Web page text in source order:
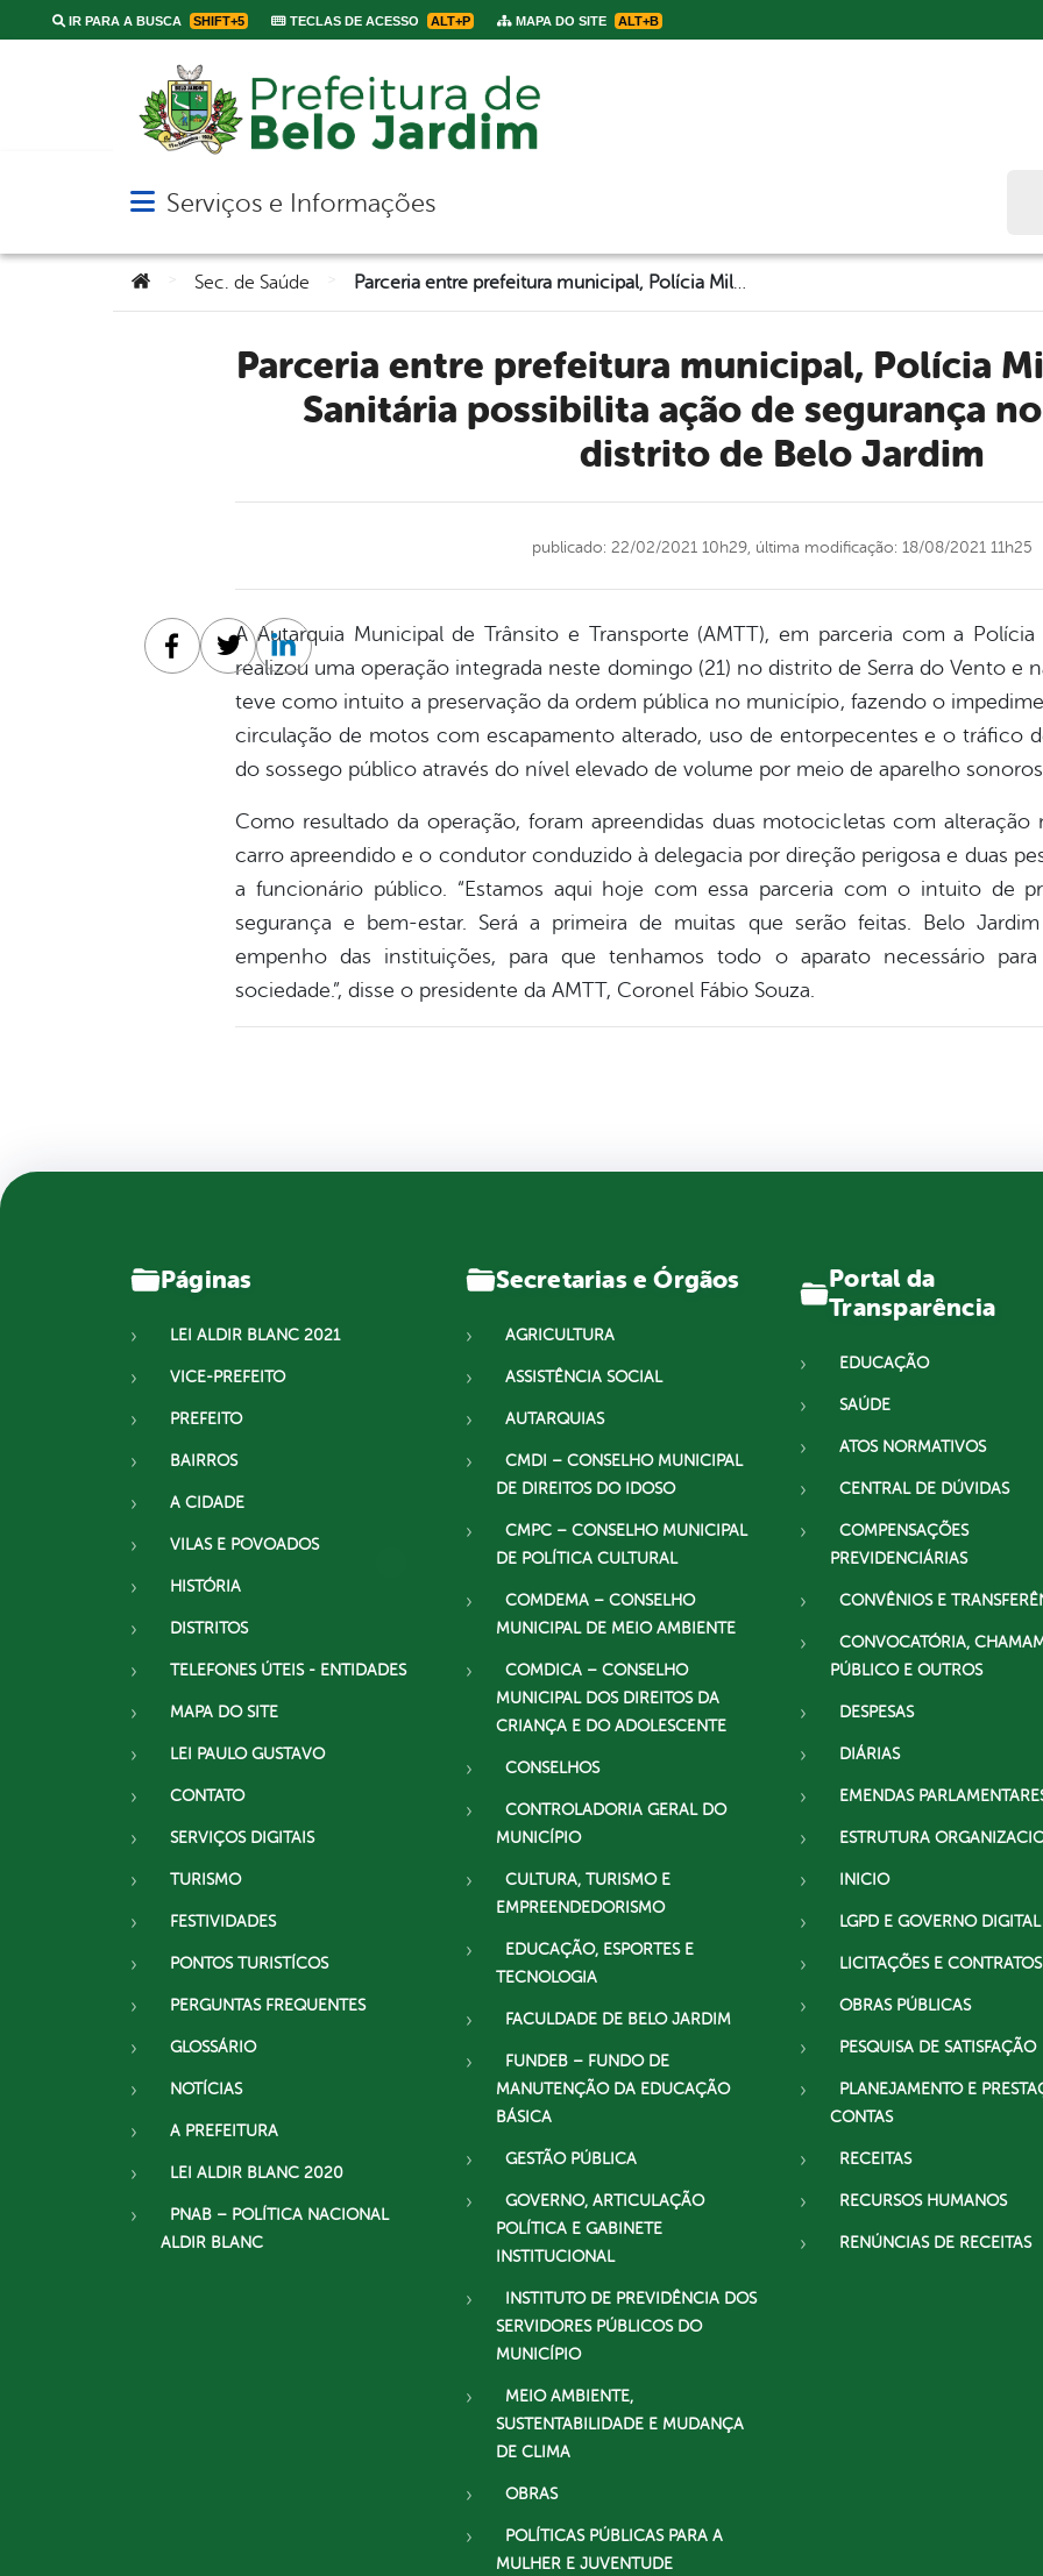
IR PARA A BUSCA SHIFT+5 TECLAS DE ACESSO ALT+P MAPA DO SITE ALT+B
Abrir menu principal de navegação
Serviços e Informações
Você está aqui:Sec. de Saúde
Parceria entre prefeitura municipal, Polícia Militar e Vigilância
Sanitária possibilita ação de segurança
distrito de Belo Jardim
publicado: 22/02/2021 10h29, última modificação: 18/08/2021 11h25
A Autarquia Municipal de Trânsito e Transporte (AMTT), em parceria com a Polícia
realizou uma operação integrada neste domingo (21) no distrito de Serra do Vento e
teve como intuito a preservação da ordem pública no município, fazendo o
circulação de motos com escapamento alterado, uso de entorpecentes e o tráfico
do sossego público através do nível elevado de volume por meio de aparelho
Como resultado da operação, foram apreendidas duas motocicletas com
carro apreendido e o condutor conduzido à delegacia por direção perigosa e duas
a funcionário público. “Estamos aqui hoje com essa parceria com o intuito de
segurança e bem-estar. Será a primeira de muitas que serão feitas. Belo
empenho das instituições, para que tenhamos todo o aparato necessário
sociedade.”, disse o presidente da AMTT, Coronel Fábio Souza.
Facebook
TwitterLinkedin
Páginas
LEI ALDIR BLANC 2021
VICE-PREFEITO
PREFEITO
BAIRROS
A CIDADE
VILAS E POVOADOS
HISTÓRIA
DISTRITOS
TELEFONES ÚTEIS - ENTIDADES
MAPA DO SITE
LEI PAULO GUSTAVO
CONTATO
SERVIÇOS DIGITAIS
TURISMO
FESTIVIDADES
PONTOS TURISTÍCOS
PERGUNTAS FREQUENTES
GLOSSÁRIO
NOTÍCIAS
A PREFEITURA
LEI ALDIR BLANC 2020
PNAB – POLÍTICA NACIONAL
ALDIR BLANC
Secretarias e Órgãos
AGRICULTURA
ASSISTÊNCIA SOCIAL
AUTARQUIAS
CMDI – CONSELHO MUNICIPAL
DE DIREITOS DO IDOSO
CMPC – CONSELHO MUNICIPAL
DE POLÍTICA CULTURAL
COMDEMA – CONSELHO
MUNICIPAL DE MEIO AMBIENTE
COMDICA – CONSELHO
MUNICIPAL DOS DIREITOS DA
CRIANÇA E DO ADOLESCENTE
CONSELHOS
CONTROLADORIA GERAL DO
MUNICÍPIO
CULTURA, TURISMO E
EMPREENDEDORISMO
EDUCAÇÃO, ESPORTES E
TECNOLOGIA
FACULDADE DE BELO JARDIM
FUNDEB – FUNDO DE
MANUTENÇÃO DA EDUCAÇÃO
BÁSICA
GESTÃO PÚBLICA
GOVERNO, ARTICULAÇÃO
POLÍTICA E GABINETE
INSTITUCIONAL
INSTITUTO DE PREVIDÊNCIA DOS
SERVIDORES PÚBLICOS DO
MUNICÍPIO
MEIO AMBIENTE,
SUSTENTABILIDADE E MUDANÇA
DE CLIMA
OBRAS
POLÍTICAS PÚBLICAS PARA A
MULHER E JUVENTUDE
Portal da
Transparência
EDUCAÇÃO
SAÚDE
ATOS NORMATIVOS
CENTRAL DE DÚVIDAS
COMPENSAÇÕES
PREVIDENCIÁRIAS
CONVÊNIOS E
CONVOCATÓRIA,
PÚBLICO E OUTROS
DESPESAS
DIÁRIAS
EMENDAS
ESTRUTURA
INICIO
LGPD E GOVERNO DIGITAL
LICITAÇÕES E CONTRATOS
OBRAS PÚBLICAS
PESQUISA DE SATISFAÇÃO
PLANEJAMENTO E
CONTAS
RECEITAS
RECURSOS HUMANOS
RENÚNCIAS DE RECEITAS